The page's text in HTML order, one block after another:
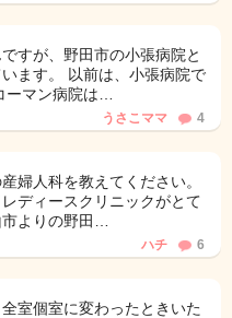
すが、野田市の小張病院と
ます。 以前は、小張病院で
ーマン病院は…
うさこママ 4
婦人科を教えてください。
ディースクリニックがとて
よりの野田…
ハチ 6
室個室に変わったときいた